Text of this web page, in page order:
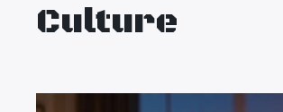
Culture